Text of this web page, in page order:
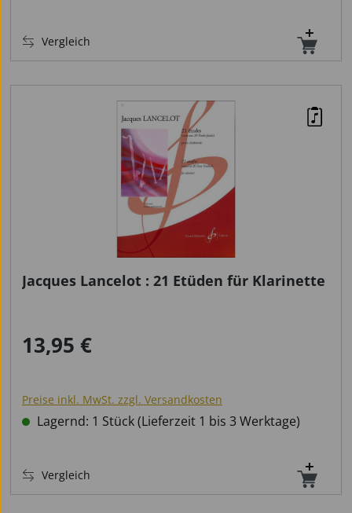
Vergleich
Jacques Lancelot : 21 Etüden für Klarinette
Regulärer Preis:
13,95 €
Preise inkl. MwSt. zzgl. Versandkosten
Lagernd: 1 Stück (Lieferzeit 1 bis 3 Werktage)
Vergleich